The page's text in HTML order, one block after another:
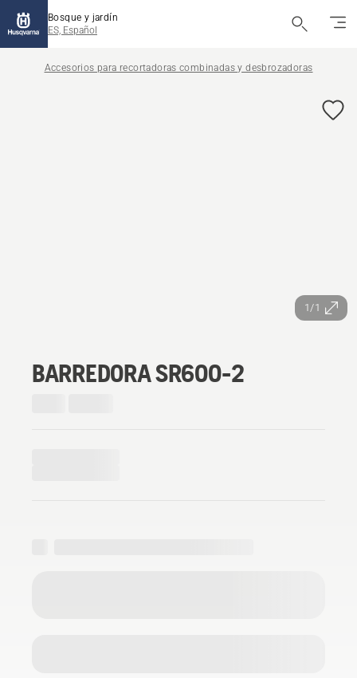
Bosque y jardín
ES, Español
Accesorios para recortadoras combinadas y desbrozadoras
1/1
BARREDORA SR600-2